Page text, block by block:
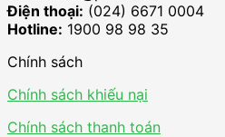
Điện thoại: (024) 6671 0004
Hotline: 1900 98 98 35
Chính sách
Chính sách khiếu nại
Chính sách thanh toán